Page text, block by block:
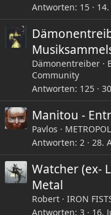
Antworten 15
Dämonentreiber
Community
Antworten 125
Manitou -
Pavlos
Antworten 2 28.
Watcher (ex-
Metal
Robert
IRON
Antworten 3 16.